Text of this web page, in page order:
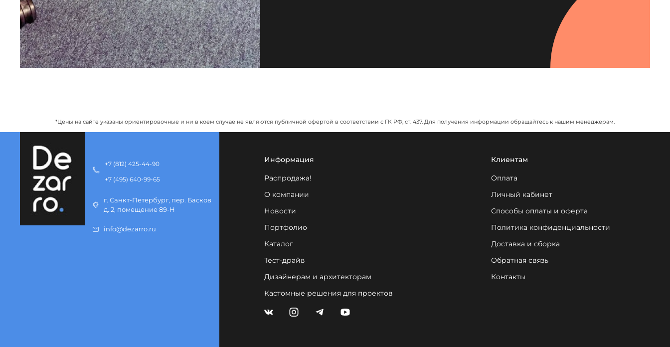
*Цены на сайте указаны ориентировочные и ни в коем случае не являются публичной офертой в соответствии с ГК РФ, ст. 437. Для получения информации обращайтесь к нашим менеджерам.
Информация
Распродажа!
О компании
Новости
Портфолио
Каталог
Тест-драйв
Дизайнерам и архитекторам
Кастомные решения для проектов
Клиентам
Оплата
Личный кабинет
Способы оплаты и оферта
Политика конфиденциальности
Доставка и сборка
Обратная связь
Контакты
+7 (812) 425-44-90
+7 (495) 640-99-65
г. Санкт-Петербург, пер. Басков
д. 2, помещение 89-Н
info@dezarro.ru